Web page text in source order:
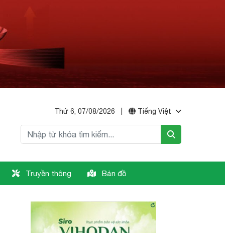
Thứ 6, 07/08/2026 Tiếng Việt
Truyền thông Bản đồ